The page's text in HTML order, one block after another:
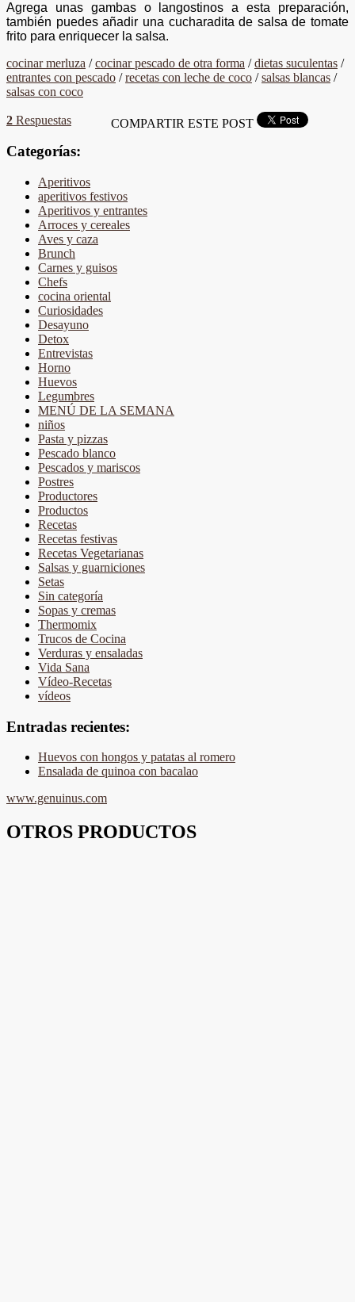
Agrega unas gambas o langostinos a esta preparación,
también puedes añadir una cucharadita de salsa de tomate
frito para enriquecer la salsa.
cocinar merluza /cocinar pescado de otra forma /dietas suculentas /
entrantes con pescado /recetas con leche de coco /salsas blancas /
salsas con coco
2 Respuestas COMPARTIR ESTE POST
Categorías:
Aperitivos
aperitivos festivos
Aperitivos y entrantes
Arroces y cereales
Aves y caza
Brunch
Carnes y guisos
Chefs
cocina oriental
Curiosidades
Desayuno
Detox
Entrevistas
Horno
Huevos
Legumbres
MENÚ DE LA SEMANA
niños
Pasta y pizzas
Pescado blanco
Pescados y mariscos
Postres
Productores
Productos
Recetas
Recetas festivas
Recetas Vegetarianas
Salsas y guarniciones
Setas
Sin categoría
Sopas y cremas
Thermomix
Trucos de Cocina
Verduras y ensaladas
Vida Sana
Vídeo-Recetas
vídeos
Entradas recientes:
Huevos con hongos y patatas al romero
Ensalada de quinoa con bacalao
www.genuinus.com
OTROS PRODUCTOS